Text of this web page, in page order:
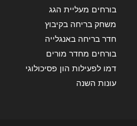
בורחים מעליית הגג
משחק בריחה בקיבוץ
חדר בריחה באנגלייה
בורחים מחדר מורים
דמו לפעילות הון פסיכולוגי
עונות השנה